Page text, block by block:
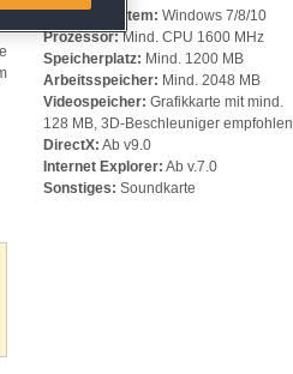
Betriebssystem: Windows 7/8/10
Prozessor:Mind. CPU 1600 MHz
Speicherplatz: Mind. 1200 MB
Arbeitsspeicher: Mind. 2048 MB
Videospeicher: Grafikkarte mit mind.
128 MB, 3D-Beschleuniger empfohlen
DirectX: Ab v9.0
Internet Explorer: Ab v.7.0
Sonstiges: Soundkarte